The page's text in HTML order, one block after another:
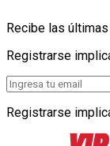
Recibe las
Registrarse
Registrarse